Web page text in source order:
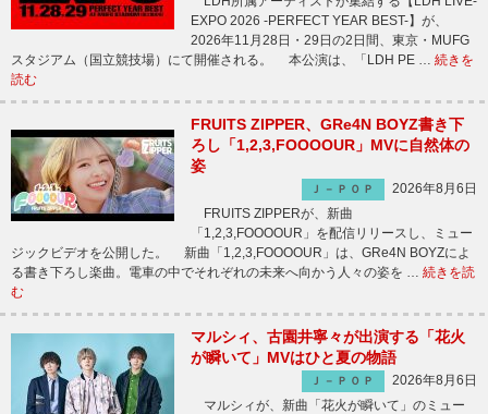
EXPO 2026 -PERFECT YEAR BEST-】が、
2026年11月28日・29日の2日間、東京・MUFG
スタジアム（国立競技場）にて開催される。 本公演は、「LDH PE … 続きを
読む
FRUITS ZIPPER、GRe4N BOYZ書き下
ろし「1,2,3,FOOOOUR」MVに自然体の
姿
Ｊ－ＰＯＰ
2026年8月6日
FRUITS ZIPPERが、新曲
「1,2,3,FOOOOUR」を配信リリースし、ミュー
ジックビデオを公開した。 新曲「1,2,3,FOOOOUR」は、GRe4N BOYZによ
る書き下ろし楽曲。電車の中でそれぞれの未来へ向かう人々の姿を … 続きを読
む
マルシィ、古園井寧々が出演する「花火
が瞬いて」MVはひと夏の物語
Ｊ－ＰＯＰ
2026年8月6日
マルシィが、新曲「花火が瞬いて」のミュー